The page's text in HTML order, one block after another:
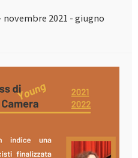
2021 - giugno